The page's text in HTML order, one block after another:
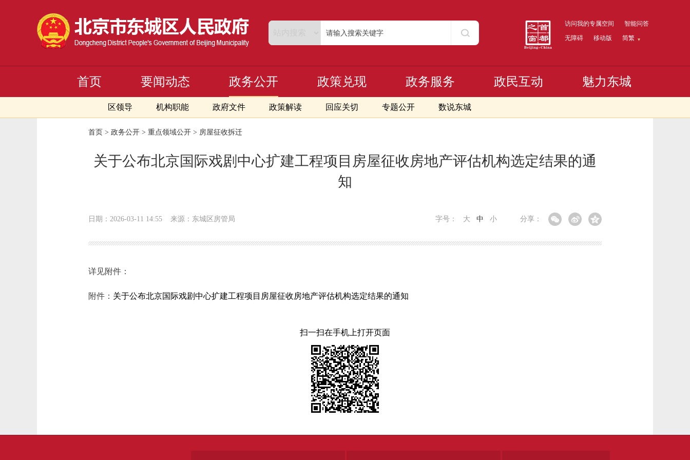
访问我的专属空间
智能问答
无障碍
移动版 简繁
首页 要闻动态 政务公开
区领导 机构职能 政府文件 政策解读 回应关切 专题公开 数说东城
政策兑现 政务服务 政民互动 魅力东城
首页 > 政务公开 > 重点领域公开 > 房屋征收拆迁
关于公布北京国际戏剧中心扩建工程项目房屋征收房地产评估机构选定结果的通
知
日期：2026-03-11 14:55 来源：东城区房管局 分享：
字号： 大 中 小
详见附件：
附件： 关于公布北京国际戏剧中心扩建工程项目房屋征收房地产评估机构选定结果的通知
扫一扫在手机上打开页面